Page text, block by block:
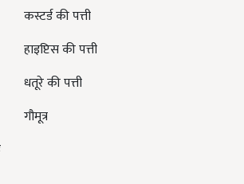
कस्टर्ड की पत्ती
हाइप्टिस की पत्ती
धतूरे की पत्ती
गौमूत्र